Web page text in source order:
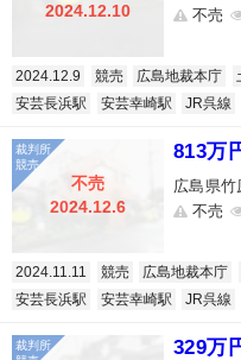
2024.12.10
不売
2024.12.9 競売 広島地裁本庁
安芸長浜駅
安芸幸崎駅 JR呉線
不売
2024.12.6
813万
広島県
不売
2024.11.11 競売 広島地裁本庁
安芸長浜駅
安芸幸崎駅 JR呉線
329万